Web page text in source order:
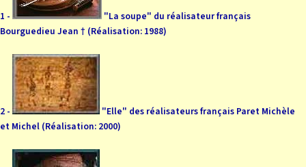
1 -
"La soupe" du réalisateur français
Bourguedieu Jean † (Réalisation: 1988)
2 -
"Elle" des réalisateurs français Paret Michèle
et Michel (Réalisation: 2000)